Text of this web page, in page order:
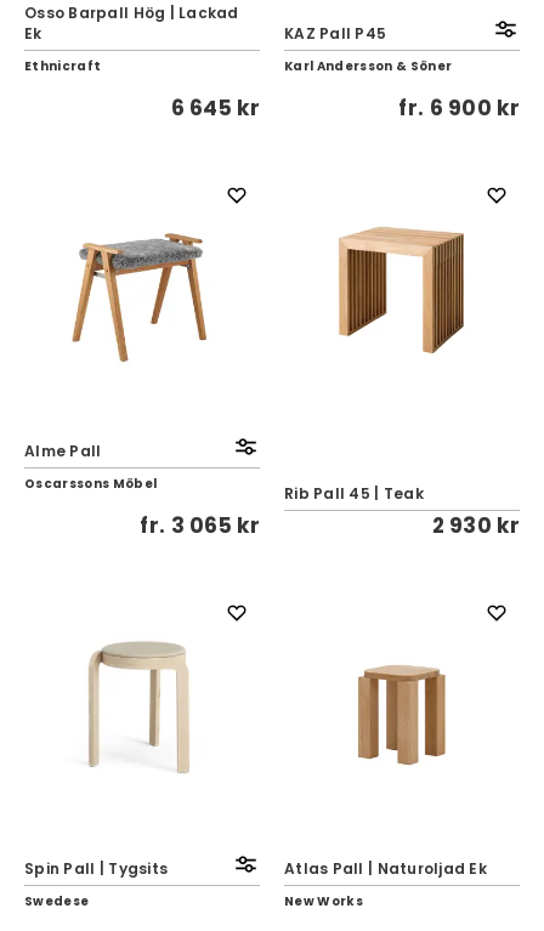
Osso Barpall Hög | Lackad
Ek
Ethnicraft
6 645 kr
KAZ Pall P45
Karl Andersson & Söner
fr. 6 900 kr
Alme Pall
Oscarssons Möbel
fr. 3 065 kr
Rib Pall 45 | Teak
2 930 kr
Spin Pall | Tygsits
Swedese
Atlas Pall | Naturoljad Ek
New Works